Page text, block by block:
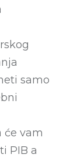
samo
će vam
PIB a